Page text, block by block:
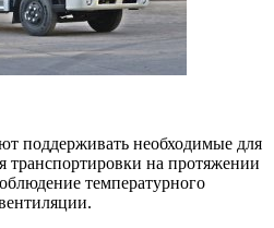
поддерживать необходимые для
транспортировки на протяжении
температурного